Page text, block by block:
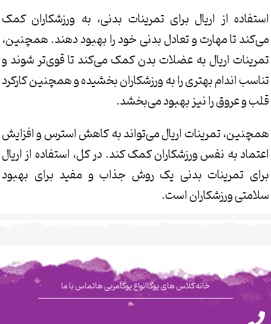
استفاده از اریال برای تمرینات بدنی، به ورزشکاران کمک
می‌کند تا مهارت و تعادل بدنی خود را بهبود دهند. همچنین،
تمرینات اریال به عضلات بدن کمک می‌کند تا قوی‌تر شوند و
تناسب اندام بهتری را به ورزشکاران بخشیده و همچنین کارکرد
قلب و عروق را نیز بهبود می‌بخشد.
همچنین، تمرینات اریال می‌تواند به کاهش استرس و افزایش
اعتماد به نفس ورزشکاران کمک کند. در کل، استفاده از اریال
برای تمرینات بدنی یک روش جذاب و مفید برای بهبود
سلامتی ورزشکاران است.
خانهکلاس های یوگاانواع یوگامربی هاتماس با ما